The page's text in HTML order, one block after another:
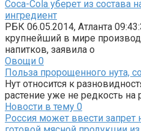
Coca-Cola уберет из состава
ингредиент
РБК 06.05.2014, Атланта
крупнейший в мире
напитков, заявила о
Овощи 0
Польза пророщенного нута,
Нут относится к
растение уже не редкость
Новости в тему 0
Россия может ввести запрет